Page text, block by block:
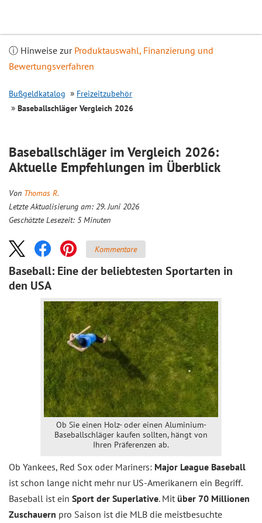
ⓘ Hinweise zur Produktauswahl, Finanzierung und
Bewertungsverfahren
Bußgeldkatalog
Freizeitzubehör
Baseballschläger Vergleich 2026
Baseballschläger im Vergleich 2026:
Aktuelle Empfehlungen im Überblick
Von Thomas R.
Letzte Aktualisierung am: 29. Juni 2026
Geschätzte Lesezeit: 5 Minuten
Kommentare
Baseball: Eine der beliebtesten Sportarten in
den USA
Ob Sie einen Holz- oder einen Aluminium-
Baseballschläger kaufen sollten, hängt von
Ihren Präferenzen ab.
Ob Yankees, Red Sox oder Mariners: Major League Baseball
ist schon lange nicht mehr nur US-Amerikanern ein Begriff.
Baseball ist ein Sport der Superlative. Mit über 70 Millionen
Zuschauern pro Saison ist die MLB die meistbesuchte